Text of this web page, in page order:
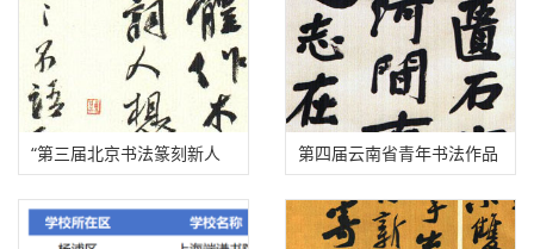
展名单
“第三届北京书法篆刻新人
新作展”入展名单公示
第四届云南省青年书法作品
提名展入展名单